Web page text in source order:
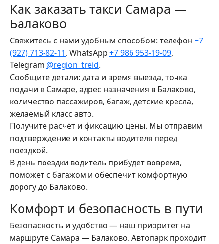
Как заказать такси Самара —
Балаково
Свяжитесь с нами удобным способом: телефон +7
(927) 713-82-11, WhatsApp +7 986 953-19-09,
Telegram @region_treid.
Сообщите детали: дата и время выезда, точка
подачи в Самаре, адрес назначения в Балаково,
количество пассажиров, багаж, детские кресла,
желаемый класс авто.
Получите расчёт и фиксацию цены. Мы отправим
подтверждение и контакты водителя перед
поездкой.
В день поездки водитель прибудет вовремя,
поможет с багажом и обеспечит комфортную
дорогу до Балаково.
Комфорт и безопасность в пути
Безопасность и удобство — наш приоритет на
маршруте Самара — Балаково. Автопарк проходит